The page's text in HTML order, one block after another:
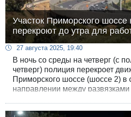
Участок Приморского шоссе
перекроют до утра для
27 августа 2025, 19:40
В ночь со среды на четверг (с
четверг) полиция перекроет
Приморского шоссе (шоссе 2) в
направлении между